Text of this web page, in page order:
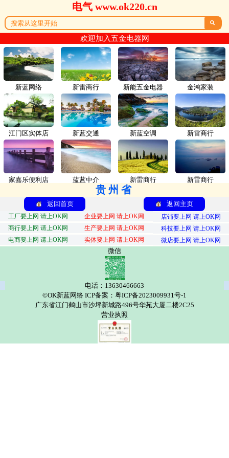
电气 www.ok220.cn

欢迎加入五金电器网
新蓝网络 新雷商行
江门区实体店 新蓝交通
家嘉乐便利店 蓝蓝中介
新能五金电器 金鸿家装
新蓝空调 新雷商行
新雷商行 新雷商行
贵州省
返回首页 返回主页
工厂要上网 请上OK网 企业要上网 请上OK网
店铺要上网 请上OK网
商行要上网 请上OK网
生产要上网 请上OK网
科技要上网 请上OK网
电商要上网 请上OK网
实体要上网 请上OK网 微店要上网 请上OK网
微信
电话：13630466663
©OK新蓝网络 ICP备案：粤ICP备2023009931号-1
广东省江门鹤山市沙坪新城路496号华苑大厦二楼2C25
营业执照